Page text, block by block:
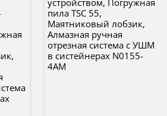
устройством, Погружная
пила TSC 55,
Маятниковый лобзик,
Алмазная ручная
отрезная система с УШМ
в систейнерах N0155-
4AM